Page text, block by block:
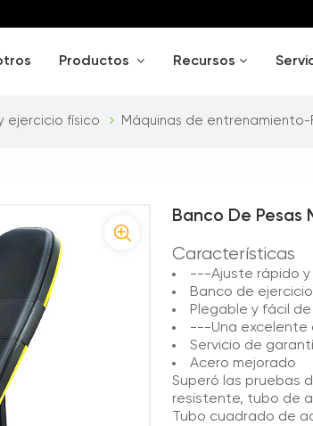
Productos Recursos
ejercicio físico Máquinas de entrenamiento-
Banco De Pesas
Características
---Ajuste rápido y
Banco de
Plegable y fácil
---Una excelente
Servicio de
Acero mejorado
Superó las pruebas
resistente, tubo de
Tubo cuadrado de